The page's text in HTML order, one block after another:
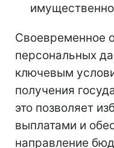
Своевременное
персональных
ключевым
получения
это позволяет
выплатами и
направление